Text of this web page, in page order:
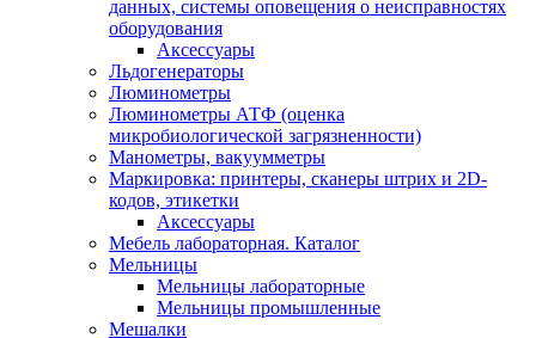
данных, системы оповещения о неисправностях
оборудования
Аксессуары
Льдогенераторы
Люминометры
Люминометры АТФ (оценка
микробиологической загрязненности)
Манометры, вакуумметры
Маркировка: принтеры, сканеры штрих и 2D-
кодов, этикетки
Аксессуары
Мебель лабораторная. Каталог
Мельницы
Мельницы лабораторные
Мельницы промышленные
Мешалки